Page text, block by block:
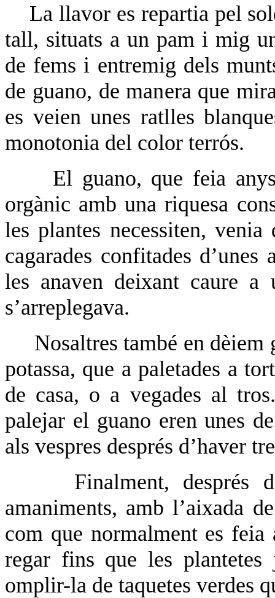
La llavor es repartia pel
tall, situats a un pam i mig
de fems i entremig dels
de guano, de manera que
es veien unes ratlles
monotonia del color terrós.
El guano, que feia
orgànic amb una riquesa
les plantes necessiten,
cagarades confitades
les anaven deixant caure a
s’arreplegava.
Nosaltres també en
potassa, que a paletades a
de casa, o a vegades al
palejar el guano eren unes
als vespres després d’haver
Finalment, després
amaniments, amb l’aixada
com que normalment es
regar fins que les
omplir-la de taquetes verdes